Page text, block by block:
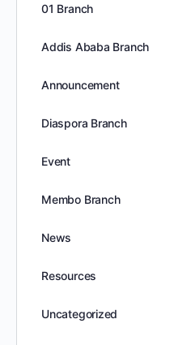
01 Branch
Addis Ababa Branch
Announcement
Diaspora Branch
Event
Membo Branch
News
Resources
Uncategorized